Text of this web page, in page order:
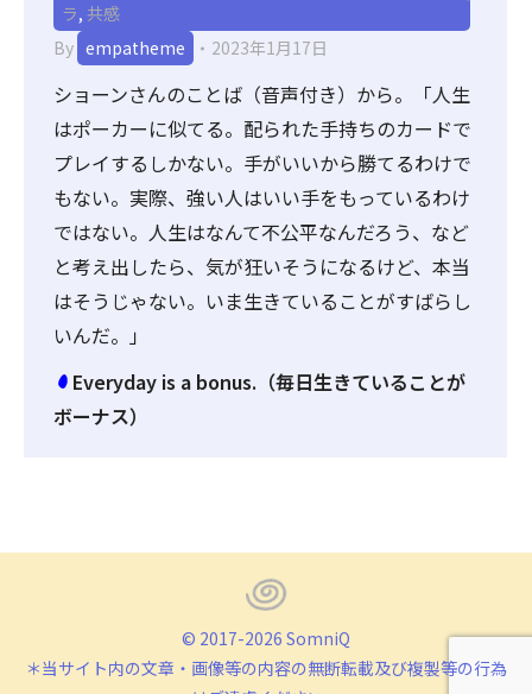
ラ, 共感
By empatheme 2023年1月17日
ショーンさんのことば（音声付き）から。「人生
はポーカーに似てる。配られた手持ちのカードで
プレイするしかない。手がいいから勝てるわけで
もない。実際、強い人はいい手をもっているわけ
ではない。人生はなんて不公平なんだろう、など
と考え出したら、気が狂いそうになるけど、本当
はそうじゃない。いま生きていることがすばらし
いんだ。」
Everyday is a bonus.（毎日生きていることが
ボーナス）
© 2017-2026 SomniQ
＊当サイト内の文章・画像等の内容の無断転載及び複製等の行為